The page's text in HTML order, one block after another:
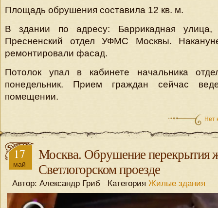
Площадь обрушения составила 12 кв. м.
В здании по адресу: Баррикадная улица,
Пресненский отдел УФМС Москвы.
ремонтировали фасад.
Потолок упал в кабинете начальника
понедельник. Прием граждан сейчас
помещении.
Нет
17
май
Москва. Обрушение перекрытия
Светлогорском проезде
Автор: Александр Гриб Категория Жилые здания